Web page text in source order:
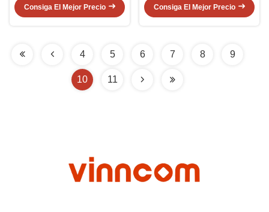
Consiga El Mejor Precio
Consiga El Mejor Precio
4 5 6 7 8 9
10 11